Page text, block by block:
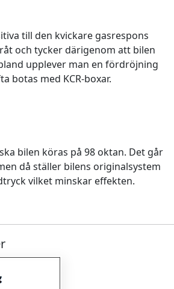
till den kvickare gasrespons
och tycker därigenom att bilen
upplever man en fördröjning
botas med KCR-boxar.
bilen köras på 98 oktan. Det går
då ställer bilens originalsystem
vilket minskar effekten.